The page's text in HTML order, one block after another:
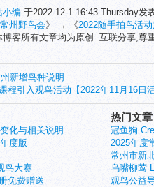
小编 于2022-12-1 16:43 Thursday发
常州野鸟会》 → 《2022随手拍鸟活
博客所有文章均为原创. 互联分享,尊
新增鸟种说明
程引入观鸟活动【2022年11月16日
热门文章
冠鱼狗
2025年度
常州市新
乌嘴柳莺
观鸟公益
化与相关说明
度版
鸟大赛
免费赠送